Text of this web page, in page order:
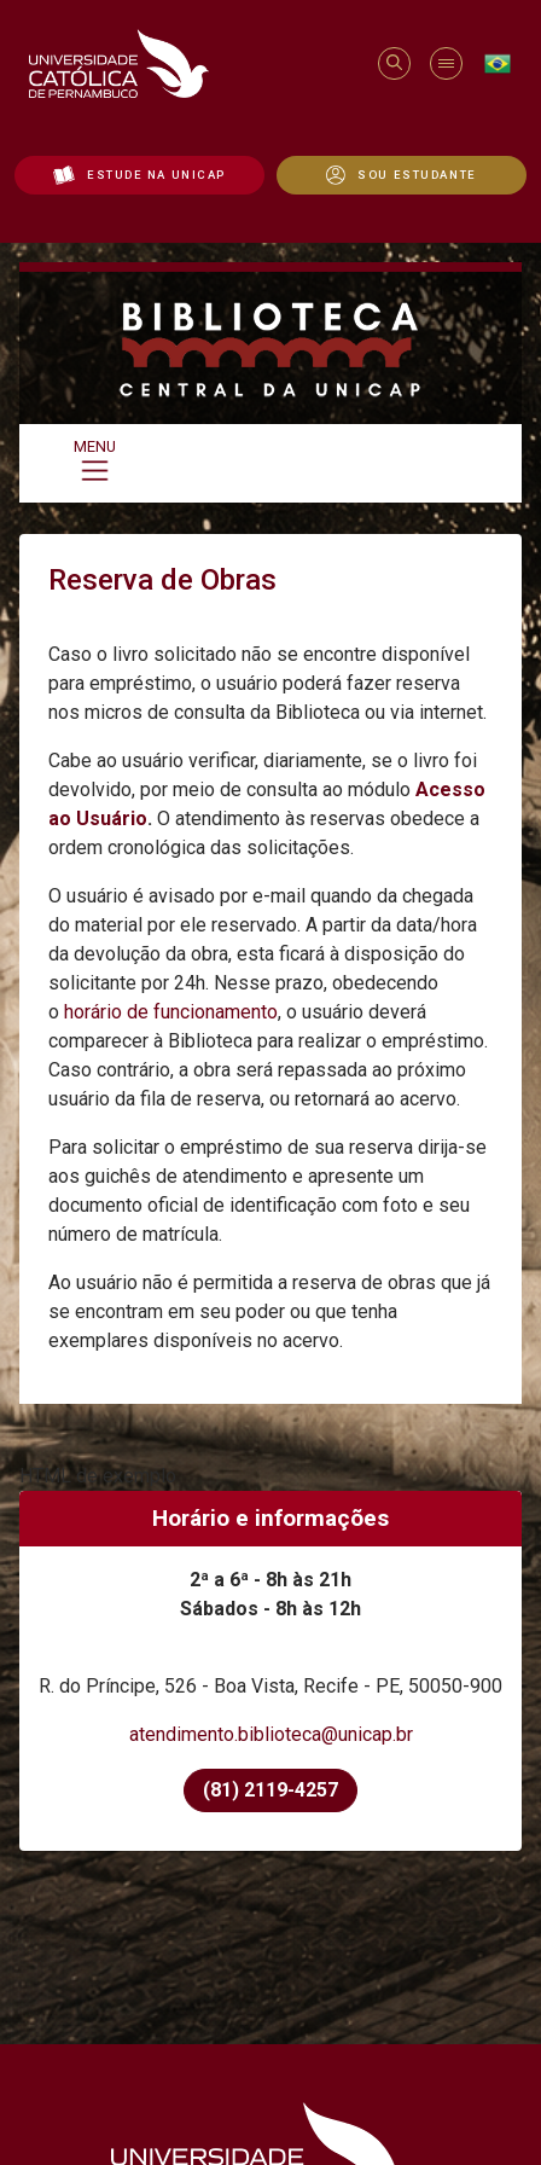
ESTUDE NA UNICAP SOU ESTUDANTE
Biblioteca | Reserva de Obras - Unicap
MENU
Reserva de Obras
Caso o livro solicitado não se encontre disponível
para empréstimo, o usuário poderá fazer reserva
nos micros de consulta da Biblioteca ou via internet.
Cabe ao usuário verificar, diariamente, se o livro foi
devolvido, por meio de consulta ao módulo Acesso
ao Usuário. O atendimento às reservas obedece a
ordem cronológica das solicitações.
O usuário é avisado por e-mail quando da chegada
do material por ele reservado. A partir da data/hora
da devolução da obra, esta ficará à disposição do
solicitante por 24h. Nesse prazo, obedecendo
o horário de funcionamento, o usuário deverá
comparecer à Biblioteca para realizar o empréstimo.
Caso contrário, a obra será repassada ao próximo
usuário da fila de reserva, ou retornará ao acervo.
Para solicitar o empréstimo de sua reserva dirija-se
aos guichês de atendimento e apresente um
documento oficial de identificação com foto e seu
número de matrícula.
Ao usuário não é permitida a reserva de obras que já
se encontram em seu poder ou que tenha
exemplares disponíveis no acervo.
HTML de exemplo
Horário e informações
2ª a 6ª - 8h às 21h
Sábados - 8h às 12h
R. do Príncipe, 526 - Boa Vista, Recife - PE, 50050-900
atendimento.biblioteca@unicap.br
(81) 2119-4257